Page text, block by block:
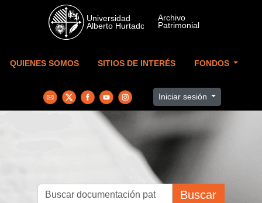
Skip to main content
QUIENES SOMOS SITIOS DE INTERÉS FONDOS
Iniciar sesión
Buscar